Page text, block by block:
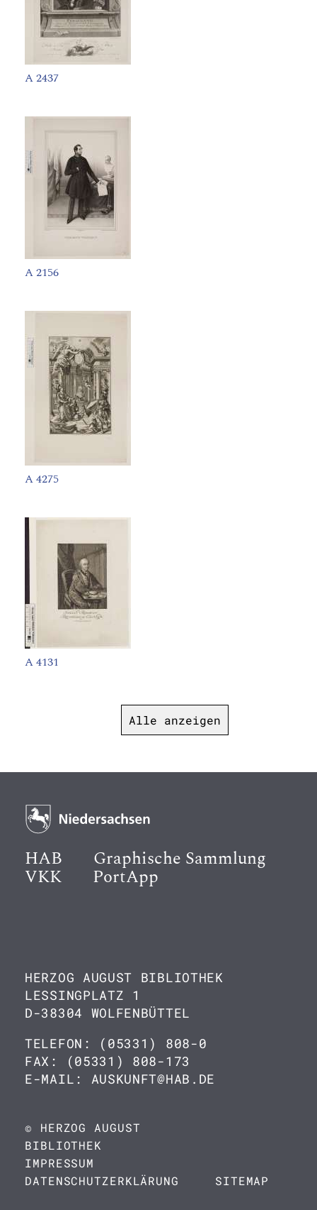
A 2437
A 2156
A 4275
A 4131
Alle anzeigen
HAB Graphische Sammlung
VKK PortApp
HERZOG AUGUST BIBLIOTHEK
LESSINGPLATZ 1
D-38304 WOLFENBÜTTEL
TELEFON: (05331) 808-0
FAX: (05331) 808-173
E-MAIL: AUSKUNFT@HAB.DE
© HERZOG AUGUST
BIBLIOTHEK
IMPRESSUM
DATENSCHUTZERKLÄRUNG
SITEMAP